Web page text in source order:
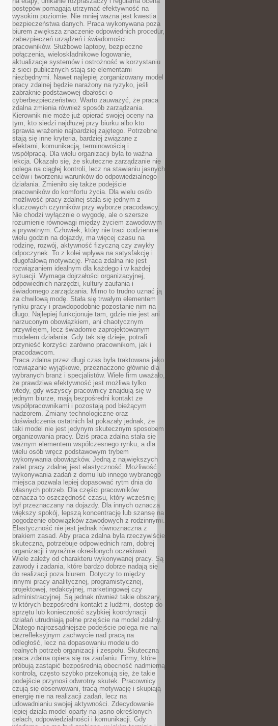
postępów pomagają utrzymać efektywność na
wysokim poziomie. Nie mniej ważna jest kwestia
bezpieczeństwa danych. Praca wykonywana poza
biurem zwiększa znaczenie odpowiednich procedur,
zabezpieczeń urządzeń i świadomości
pracowników. Służbowe laptopy, bezpieczne
połączenia, wieloskładnikowe logowanie,
aktualizacje systemów i ostrożność w korzystaniu
z sieci publicznych stają się elementami
niezbędnymi. Nawet najlepiej zorganizowany model
pracy zdalnej będzie narażony na ryzyko, jeśli
zabraknie podstawowej dbałości o
cyberbezpieczeństwo. Warto zauważyć, że praca
zdalna zmienia również sposób zarządzania.
Kierownik nie może już opierać swojej oceny na
tym, kto siedzi najdłużej przy biurku albo kto
sprawia wrażenie najbardziej zajętego. Potrzebne
stają się inne kryteria, bardziej związane z
efektami, komunikacją, terminowością i
współpracą. Dla wielu organizacji była to ważna
lekcja. Okazało się, że skuteczne zarządzanie nie
polega na ciągłej kontroli, lecz na stawianiu jasnych
celów i tworzeniu warunków do odpowiedzialnego
działania. Zmieniło się także podejście
pracowników do komfortu życia. Dla wielu osób
możliwość pracy zdalnej stała się jednym z
kluczowych czynników przy wyborze pracodawcy.
Nie chodzi wyłącznie o wygodę, ale o szersze
rozumienie równowagi między życiem zawodowym
a prywatnym. Człowiek, który nie traci codziennie
wielu godzin na dojazdy, ma więcej czasu na
rodzinę, rozwój, aktywność fizyczną czy zwykły
odpoczynek. To z kolei wpływa na satysfakcję i
długofalową motywację. Praca zdalna nie jest
rozwiązaniem idealnym dla każdego i w każdej
sytuacji. Wymaga dojrzałości organizacyjnej,
odpowiednich narzędzi, kultury zaufania i
świadomego zarządzania. Mimo to trudno uznać ją
za chwilową modę. Stała się trwałym elementem
rynku pracy i prawdopodobnie pozostanie nim na
długo. Najlepiej funkcjonuje tam, gdzie nie jest ani
narzuconym obowiązkiem, ani chaotycznym
przywilejem, lecz świadomie zaprojektowanym
modelem działania. Gdy tak się dzieje, potrafi
przynieść korzyści zarówno pracownikom, jak i
pracodawcom.
Praca zdalna przez długi czas była traktowana jako
rozwiązanie wyjątkowe, przeznaczone głównie dla
wybranych branż i specjalistów. Wiele firm uważało,
że prawdziwa efektywność jest możliwa tylko
wtedy, gdy wszyscy pracownicy znajdują się w
jednym biurze, mają bezpośredni kontakt ze
współpracownikami i pozostają pod bieżącym
nadzorem. Zmiany technologiczne oraz
doświadczenia ostatnich lat pokazały jednak, że
taki model nie jest jedynym skutecznym sposobem
organizowania pracy. Dziś praca zdalna stała się
ważnym elementem współczesnego rynku, a dla
wielu osób wręcz podstawowym trybem
wykonywania obowiązków. Jedną z największych
zalet pracy zdalnej jest elastyczność. Możliwość
wykonywania zadań z domu lub innego wybranego
miejsca pozwala lepiej dopasować rytm dnia do
własnych potrzeb. Dla części pracowników
oznacza to oszczędność czasu, który wcześniej
był przeznaczany na dojazdy. Dla innych oznacza
większy spokój, lepszą koncentrację lub szansę na
pogodzenie obowiązków zawodowych z rodzinnymi.
Elastyczność nie jest jednak równoznaczna z
brakiem zasad. Aby praca zdalna była rzeczywiście
skuteczna, potrzebuje odpowiednich ram, dobrej
organizacji i wyraźnie określonych oczekiwań.
Wiele zależy od charakteru wykonywanej pracy. Są
zawody i zadania, które bardzo dobrze nadają się
do realizacji poza biurem. Dotyczy to między
innymi pracy analitycznej, programistycznej,
projektowej, redakcyjnej, marketingowej czy
administracyjnej. Są jednak również takie obszary,
w których bezpośredni kontakt z ludźmi, dostęp do
sprzętu lub konieczność szybkiej koordynacji
działań utrudniają pełne przejście na model zdalny.
Dlatego najrozsądniejsze podejście polega nie na
bezrefleksyjnym zachwycie nad pracą na
odległość, lecz na dopasowaniu modelu do
realnych potrzeb organizacji i zespołu. Skuteczna
praca zdalna opiera się na zaufaniu. Firmy, które
próbują zastąpić bezpośrednią obecność nadmierną
kontrolą, często szybko przekonują się, że takie
podejście przynosi odwrotny skutek. Pracownicy
czują się obserwowani, tracą motywację i skupiają
energię nie na realizacji zadań, lecz na
udowadnianiu swojej aktywności. Zdecydowanie
lepiej działa model oparty na jasno określonych
celach, odpowiedzialności i komunikacji. Gdy